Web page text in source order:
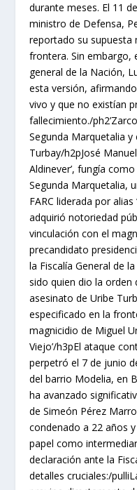
durante meses. El 11
ministro de Defensa,
reportado su supuesta
frontera. Sin embargo,
general de la Nación,
esta versión, afirmando
vivo y que no existían
fallecimiento./
Segunda Marquetalia y
Turbay/h2pJosé
Aldinever’, fungía
Segunda Marquetalia,
FARC liderada por alias
adquirió notoriedad
vinculación con el
precandidato
la Fiscalía General de
sido quien dio la orden
asesinato de Uribe
especificado en la
magnicidio de Miguel
Viejo’/h3pEl ataque
perpetró el 7 de junio
del barrio Modelia, en
ha avanzado
de Simeón Pérez
condenado a 22 años
papel como
declaración ante la
detalles cruciales:/